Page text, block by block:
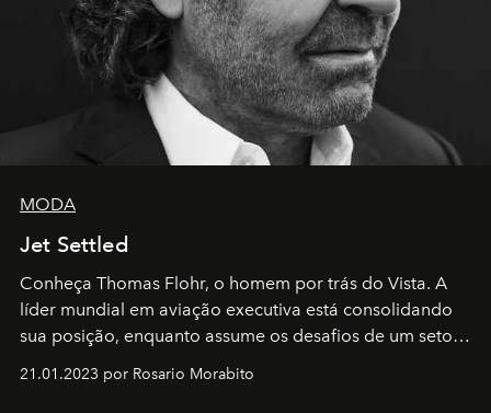
MODA
Jet Settled
Conheça Thomas Flohr, o homem por trás do Vista. A
líder mundial em aviação executiva está consolidando
sua posição, enquanto assume os desafios de um setor
em rápida evolução e redefinindo o conceito de luxo
21.01.2023 por Rosario Morabito